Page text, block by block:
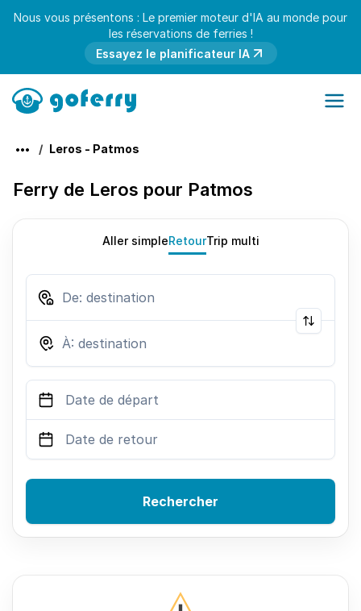
Nous vous présentons : Le premier moteur d'IA au monde pour
les réservations de ferries !
Essayez le planificateur IA
Leros - Patmos
Ferry de Leros pour Patmos
Aller simpleRetourTrip multi
Rechercher